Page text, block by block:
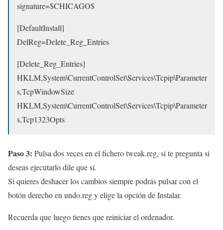
signature=$CHICAGO$
[DefaultInstall]
DelReg=Delete_Reg_Entries
[Delete_Reg_Entries]
HKLM,System\CurrentControlSet\Services\Tcpip\Parameter
s,TcpWindowSize
HKLM,System\CurrentControlSet\Services\Tcpip\Parameter
s,Tcp1323Opts
Paso 3: Pulsa dos veces en el fichero tweak.reg, si te pregunta si
deseas ejecutarlo dile que sí.
Si quieres deshacer los cambios siempre podrás pulsar con el
botón derecho en undo.reg y elige la opción de Instalar.
Recuerda que luego tienes que reiniciar el ordenador.